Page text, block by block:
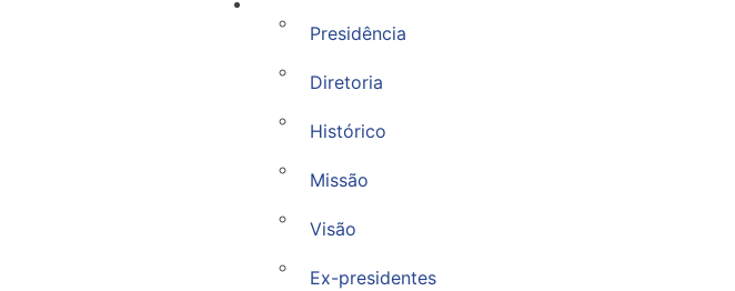
Presidência
Diretoria
Histórico
Missão
Visão
Ex-presidentes